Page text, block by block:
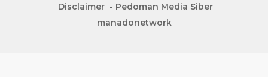
Disclaimer
Pedoman Media Siber
manadonetwork